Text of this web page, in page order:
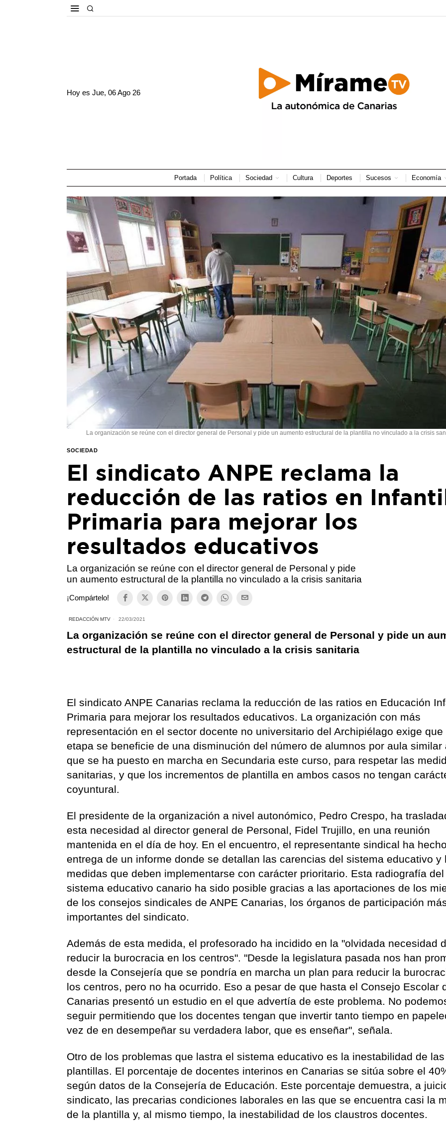
Hoy esJue, 06 Ago 26
Portada Política Sociedad Cultura Deportes Sucesos Economía
La organización se reúne con el director general de Personal y pide un aumento estructural de la plantilla no vinculado a la crisis
SOCIEDAD
El sindicato ANPE reclama la
reducción de las ratios en
Primaria para mejorar los
resultados educativos
La organización se reúne con el director general de Personal y pide
un aumento estructural de la plantilla no vinculado a la crisis sanitaria
¡Compártelo!
REDACCIÓN MTV 22/03/2021
La organización se reúne con el director general de Personal y pide un
estructural de la plantilla no vinculado a la crisis sanitaria
El sindicato ANPE Canarias reclama la reducción de las ratios en Educación
Primaria para mejorar los resultados educativos. La organización con más
representación en el sector docente no universitario del Archipiélago exige que
etapa se beneficie de una disminución del número de alumnos por aula similar
que se ha puesto en marcha en Secundaria este curso, para respetar las
sanitarias, y que los incrementos de plantilla en ambos casos no tengan
coyuntural.
El presidente de la organización a nivel autonómico, Pedro Crespo, ha
esta necesidad al director general de Personal, Fidel Trujillo, en una reunión
mantenida en el día de hoy. En el encuentro, el representante sindical ha hecho
entrega de un informe donde se detallan las carencias del sistema educativo y
medidas que deben implementarse con carácter prioritario. Esta radiografía del
sistema educativo canario ha sido posible gracias a las aportaciones de los
de los consejos sindicales de ANPE Canarias, los órganos de participación
importantes del sindicato.
Además de esta medida, el profesorado ha incidido en la "olvidada necesidad
reducir la burocracia en los centros". "Desde la legislatura pasada nos han
desde la Consejería que se pondría en marcha un plan para reducir la
los centros, pero no ha ocurrido. Eso a pesar de que hasta el Consejo Escolar
Canarias presentó un estudio en el que advertía de este problema. No
seguir permitiendo que los docentes tengan que invertir tanto tiempo en
vez de en desempeñar su verdadera labor, que es enseñar", señala.
Otro de los problemas que lastra el sistema educativo es la inestabilidad de las
plantillas. El porcentaje de docentes interinos en Canarias se sitúa sobre el
según datos de la Consejería de Educación. Este porcentaje demuestra, a
sindicato, las precarias condiciones laborales en las que se encuentra casi la
de la plantilla y, al mismo tiempo, la inestabilidad de los claustros docentes.